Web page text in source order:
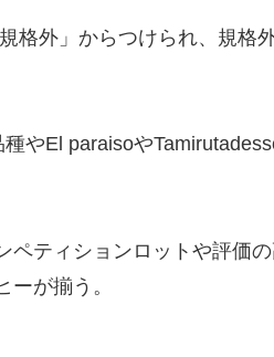
格外」からつけられ、規格
やEl paraisoや
ペティションロットや評価
ーが揃う。